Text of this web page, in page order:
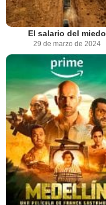
El salario del miedo
29 de marzo de 2024